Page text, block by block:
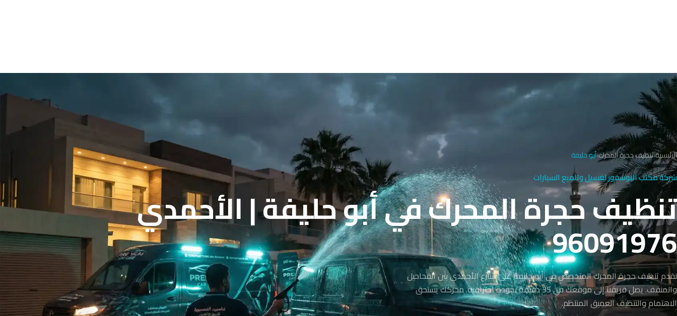
الرئيسية›تنظيف حجرة المحرك›أبو حليفة
شركة مكتب البوسفور لغسيل وتلميع السيارات
تنظيف حجرة المحرك في أبو حليفة | الأحمدي
96091976
نقدم تنظيف حجرة المحرك المتخصص في أبو حليفة على شارع الأحمدي بين الفحاحيل
والمنقف. يصل فريقنا إلى موقعك في 35 دقيقة بجودة احترافية. محركك يستحق
الاهتمام والتنظيف العميق المنتظم.